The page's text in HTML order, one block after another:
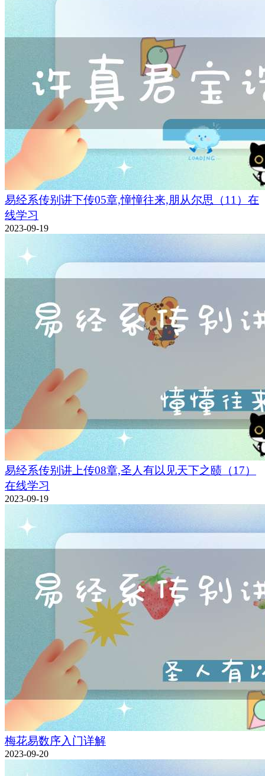
易经系传别讲下传05章,憧憧往来,朋从尔思（11）在
线学习
2023-09-19
易经系传别讲上传08章,圣人有以见天下之赜（17）
在线学习
2023-09-19
梅花易数序入门详解
2023-09-20